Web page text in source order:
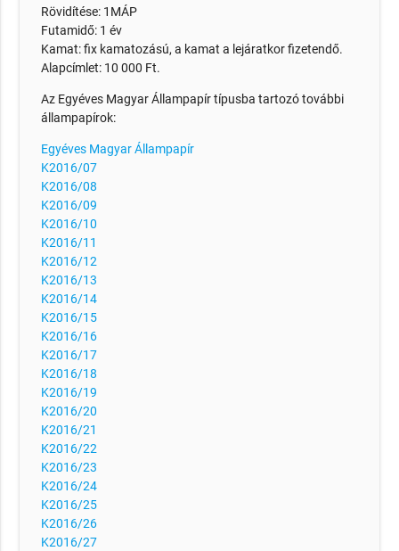
Rövidítése: 1MÁP
Futamidő: 1 év
Kamat: fix kamatozású, a kamat a lejáratkor fizetendő.
Alapcímlet: 10 000 Ft.
Az Egyéves Magyar Állampapír típusba tartozó további
állampapírok:
Egyéves Magyar Állampapír
K2016/07
K2016/08
K2016/09
K2016/10
K2016/11
K2016/12
K2016/13
K2016/14
K2016/15
K2016/16
K2016/17
K2016/18
K2016/19
K2016/20
K2016/21
K2016/22
K2016/23
K2016/24
K2016/25
K2016/26
K2016/27